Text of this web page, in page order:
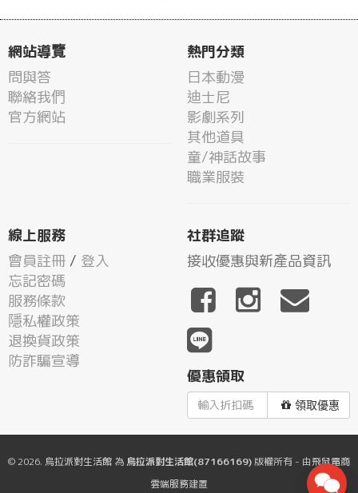
網站導覽
問與答
聯絡我們
官方網站
熱門分類
日本動漫
迪士尼
影劇系列
其他道具
童/神話故事
職業服裝
線上服務
會員註冊 / 登入
忘記密碼
服務條款
隱私權政策
退換貨政策
防詐騙宣導
社群追蹤
接收優惠與新產品資訊
優惠領取
領取優惠
© 2026. 烏拉派對生活館 為 烏拉派對生活館(87166169)版權所有 - 由飛鼠電商
雲端服務建置